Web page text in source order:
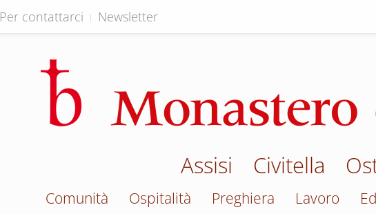
Per contattarci Newsletter
Assisi Civitella
Comunità Ospitalità Preghiera Lavoro